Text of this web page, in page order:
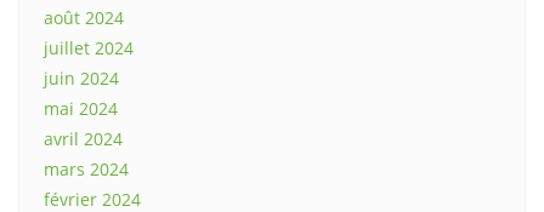
août 2024
juillet 2024
juin 2024
mai 2024
avril 2024
mars 2024
février 2024